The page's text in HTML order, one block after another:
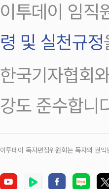
이투데이 임직
령 및 실천규정
한국기자협회
강도 준수합니
이투데이 독자편집위원회는 독자의 권